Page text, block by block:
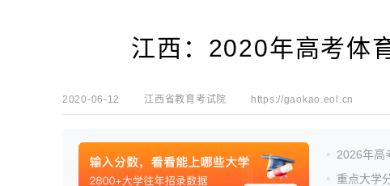
江西：2020年高考体
2020-06-12 江西省教育考试院 https://gaokao.eol.cn
2026年高
重点大学